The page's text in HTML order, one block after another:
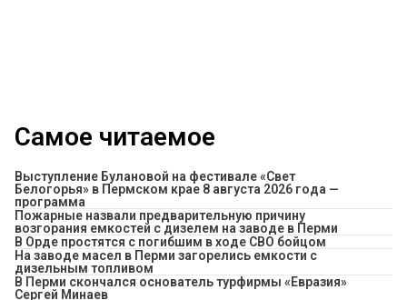
Самое читаемое
Выступление Булановой на фестивале «Свет
Белогорья» в Пермском крае 8 августа 2026 года —
программа
Пожарные назвали предварительную причину
возгорания емкостей с дизелем на заводе в Перми
В Орде простятся с погибшим в ходе СВО бойцом
На заводе масел в Перми загорелись емкости с
дизельным топливом
В Перми скончался основатель турфирмы «Евразия»
Сергей Минаев